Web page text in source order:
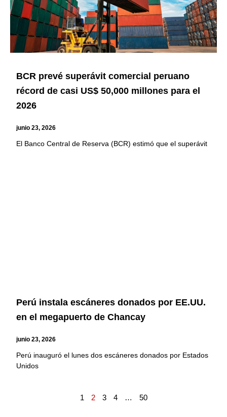
BCR prevé superávit comercial peruano
récord de casi US$ 50,000 millones para el
2026
junio 23, 2026
El Banco Central de Reserva (BCR) estimó que el superávit
Perú instala escáneres donados por EE.UU.
en el megapuerto de Chancay
junio 23, 2026
Perú inauguró el lunes dos escáneres donados por Estados
Unidos
1 2 3 4 … 50